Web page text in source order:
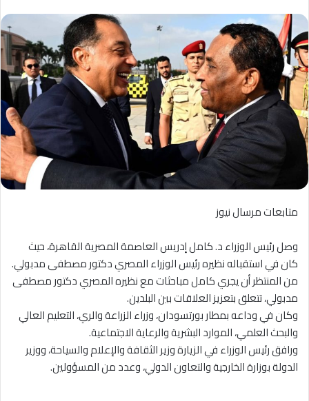
إلكترونيا
متابعات مرسال نيوز
وصل رئيس الوزراء د. كامل إدريس العاصمة المصرية القاهرة، حيث
كان في استقباله نظيره رئيس الوزراء المصري دكتور مصطفى مدبولي.
من المنتظر أن يجري كامل مباحثات مع نظيره المصري دكتور مصطفى
مدبولي، تتعلق بتعزيز العلاقات بين البلدين.
وكان في وداعه بمطار بورتسودان، وزراء الزراعة والري، التعليم العالي
والبحث العلمي، الموارد البشرية والرعاية الاجتماعية.
ورافق رئيس الوزراء في الزيارة وزير الثقافة والإعلام والسياحة، ووزير
الدولة بوزارة الخارجية والتعاون الدولي، وعدد من المسؤولين.